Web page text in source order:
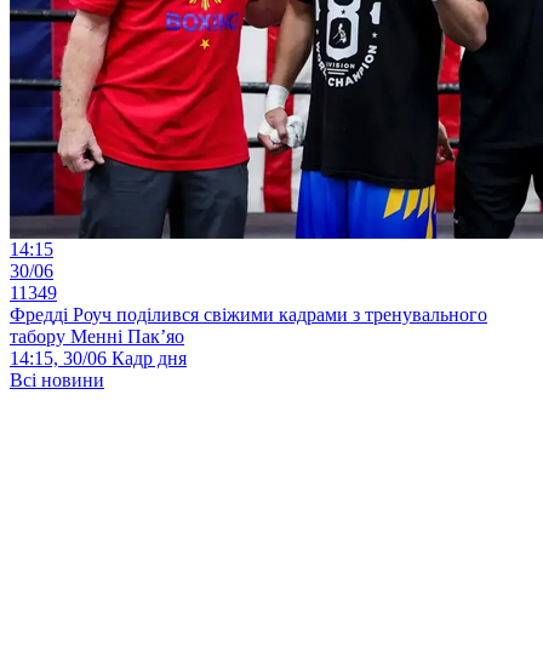
14:15
30/06
11349
Фредді Роуч поділився свіжими кадрами з тренувального
табору Менні Пак’яо
14:15, 30/06 Кадр дня
Всі новини